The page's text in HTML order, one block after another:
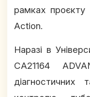
рамках проєкту
Action.
Наразі в
CA21164
діагностичних